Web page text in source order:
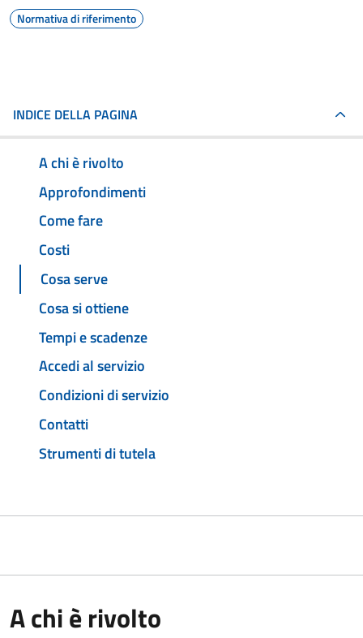
Normativa di riferimento
INDICE DELLA PAGINA
A chi è rivolto
Approfondimenti
Come fare
Costi
Cosa serve
Cosa si ottiene
Tempi e scadenze
Accedi al servizio
Condizioni di servizio
Contatti
Strumenti di tutela
A chi è rivolto